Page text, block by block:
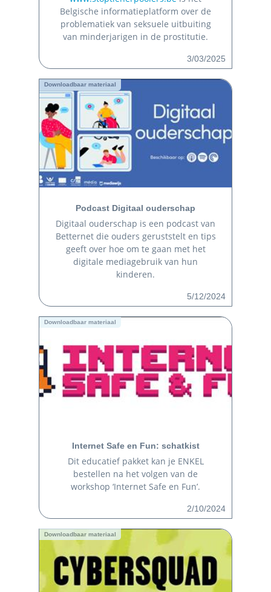
Belgische informatieplatform over de
problematiek van seksuele uitbuiting
van minderjarigen in de prostitutie.
3/03/2025
Downloadbaar materiaal
Podcast Digitaal ouderschap
Digitaal ouderschap is een podcast van
Betternet die ouders geruststelt en tips
geeft over hoe om te gaan met het
digitale mediagebruik van hun
kinderen.
5/12/2024
Downloadbaar materiaal
Internet Safe en Fun: schatkist
Dit educatief pakket kan je ENKEL
bestellen na het volgen van de
workshop ‘Internet Safe en Fun’.
2/10/2024
Downloadbaar materiaal